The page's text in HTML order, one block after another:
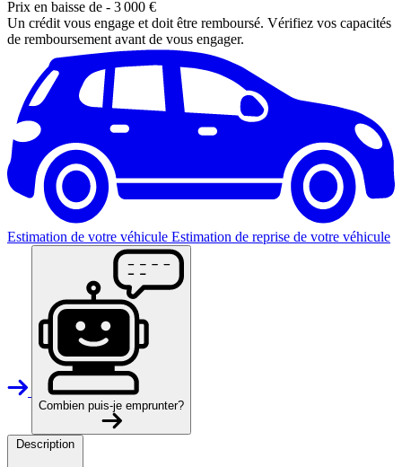
Prix en baisse de - 3 000 €
Un crédit vous engage et doit être remboursé. Vérifiez vos capacités
de remboursement avant de vous engager.
Estimation de votre véhicule Estimation de reprise de votre véhicule
Combien puis-je emprunter?
Description